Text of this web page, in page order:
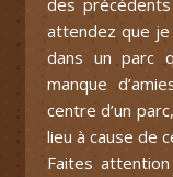
des
attendez que je
dans un parc
manque
centre d’un
lieu à cause de
Faites